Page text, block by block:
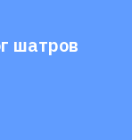
шатров